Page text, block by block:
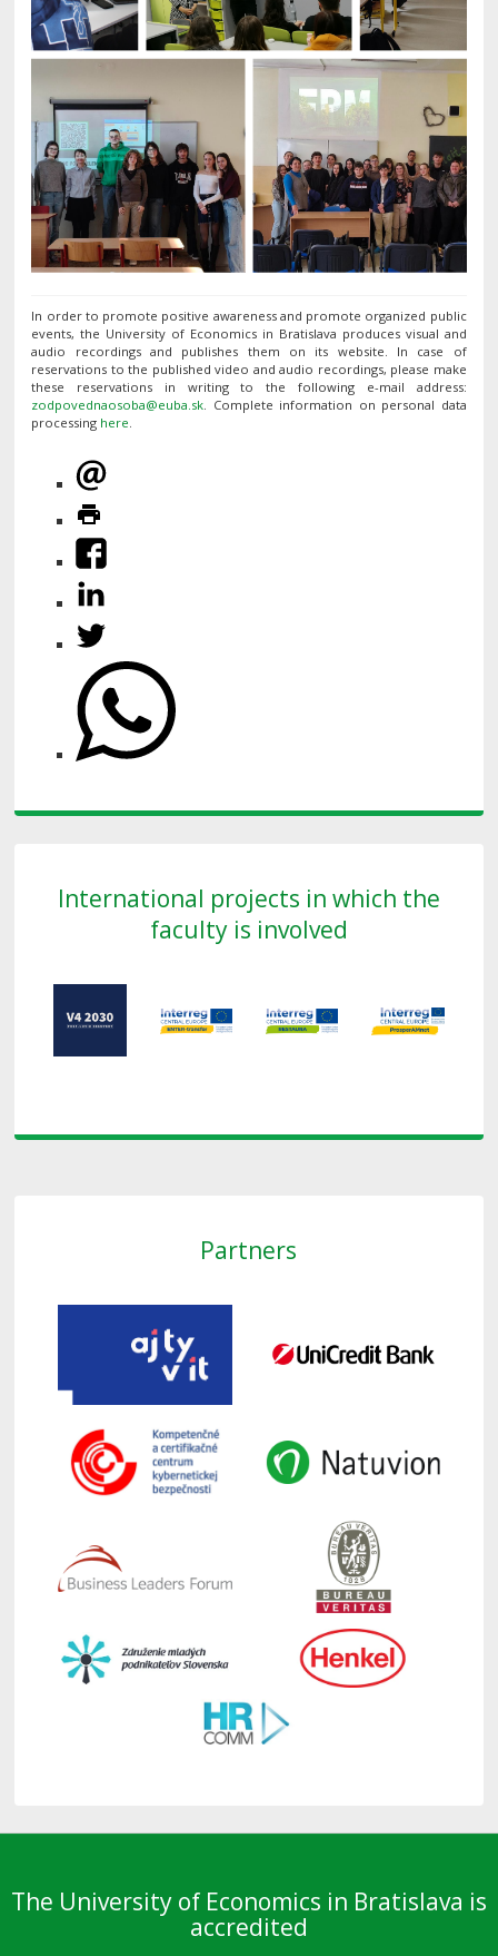
In order to promote positive awareness and promote organized public
events, the University of Economics in Bratislava produces visual and
audio recordings and publishes them on its website. In case of
reservations to the published video and audio recordings, please make
these reservations in writing to the following e-mail address:
. Complete information on personal data
processing here
International projects in which the
faculty is involved
Partners
The University of Economics in Bratislava is
accredited